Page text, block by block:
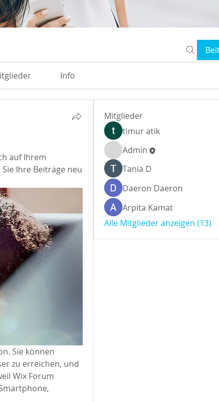
Info
auf Ihrem
Ihre Beiträge neu
Sie können
zu erreichen, und
Wix Forum
Mitglieder
timur atik
Admin
Тania D
Daeron Daeron
Arpita Kamat
Alle Mitglieder anzeigen (13)